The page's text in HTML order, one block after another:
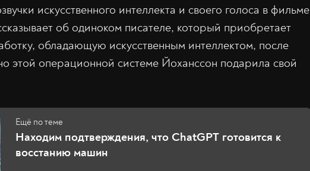
искусственного интеллекта и своего голоса в фильме
об одиноком писателе, который приобретает
обладающую искусственным интеллектом, после
этой операционной системе Йоханссон подарила свой
Находим подтверждения, что ChatGPT готовится к
восстанию машин